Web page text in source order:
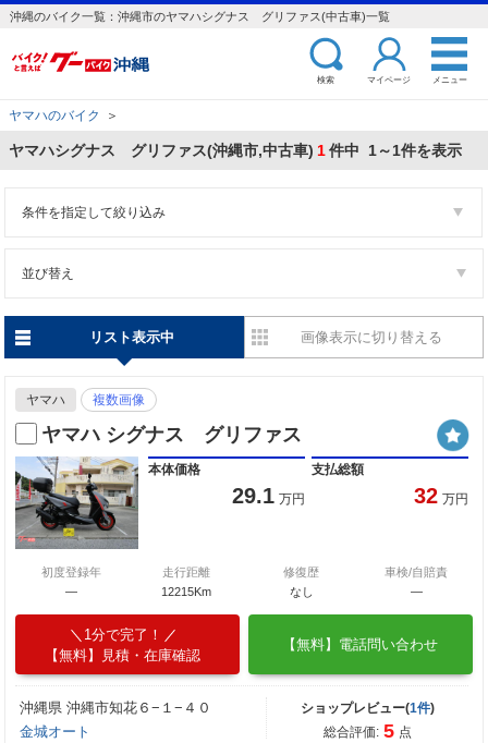
沖縄のバイク一覧：沖縄市のヤマハシグナス グリファス(中古車)一覧
検索 マイページ メニュー
ヤマハのバイク ＞
ヤマハシグナス グリファス(沖縄市,中古車) 1件中 1～1件を表示
条件を指定して絞り込み
並び替え
リスト表示中 画像表示に切り替える
ヤマハ 複数画像
ヤマハ シグナス グリファス
本体価格
29.1 万円
支払総額
32 万円
初度登録年
―
走行距離
12215Km
修復歴
なし
車検/自賠責
―
1分で完了！
【無料】見積・在庫確認
【無料】電話問い合わせ
沖縄県 沖縄市知花６−１−４０
金城オート
ショップレビュー(1件)
総合評価: 5 点